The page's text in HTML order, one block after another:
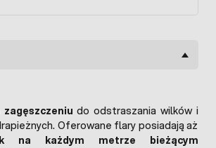
do odstraszania wilków i
Oferowane flary posiadają aż
na każdym metrze bieżącym